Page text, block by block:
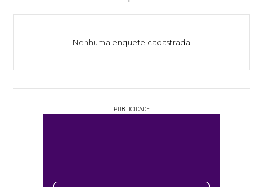
Nenhuma enquete cadastrada
PUBLICIDADE